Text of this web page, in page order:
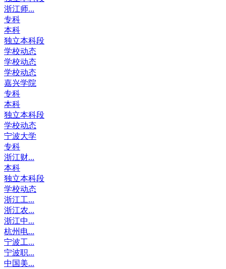
浙江师...
专科
本科
独立本科段
学校动态
学校动态
学校动态
嘉兴学院
专科
本科
独立本科段
学校动态
宁波大学
专科
浙江财...
本科
独立本科段
学校动态
浙江工...
浙江农...
浙江中...
杭州电...
宁波工...
宁波职...
中国美...